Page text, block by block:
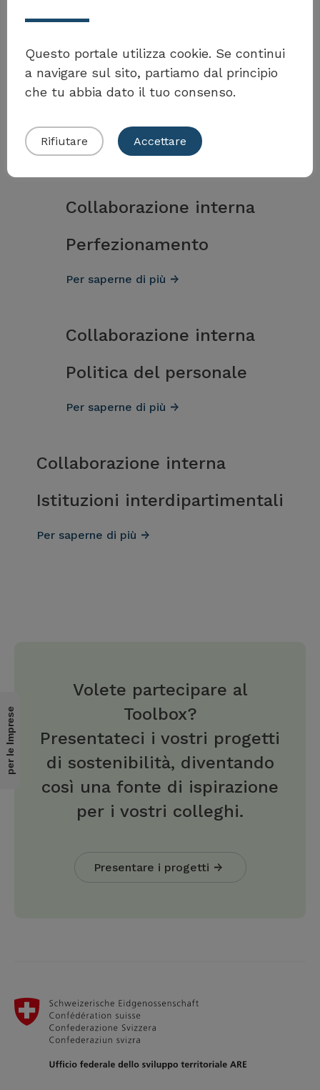
Weitere Massnahmen und
Instrumente für
Collaborazione interna
Perfezionamento
Per saperne di più
Collaborazione interna
Politica del personale
Per saperne di più
Collaborazione interna
Istituzioni interdipartimentali
Per saperne di più
Volete partecipare al
Toolbox?
Presentateci i vostri progetti
di sostenibilità, diventando
così una fonte di ispirazione
per i vostri colleghi.
Presentare i progetti
per le Imprese
Questo portale utilizza cookie. Se continui
a navigare sul sito, partiamo dal principio
che tu abbia dato il tuo consenso.
Rifiutare Accettare